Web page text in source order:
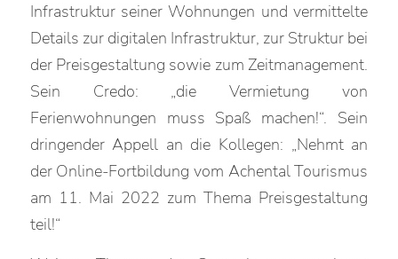
Infrastruktur seiner Wohnungen und vermittelte
Details zur digitalen Infrastruktur, zur Struktur bei
der Preisgestaltung sowie zum Zeitmanagement.
Sein Credo: „die Vermietung von
Ferienwohnungen muss Spaß machen!“. Sein
dringender Appell an die Kollegen: „Nehmt an
der Online-Fortbildung vom Achental Tourismus
am 11. Mai 2022 zum Thema Preisgestaltung
teil!“